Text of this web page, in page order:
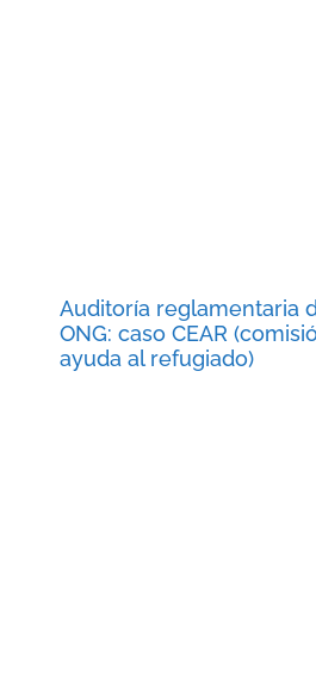
Auditoría reglamentaria
ONG: caso CEAR
ayuda al refugiado)